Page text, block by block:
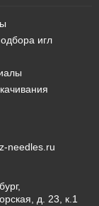
игл
needles.ru
д. 23, к.1